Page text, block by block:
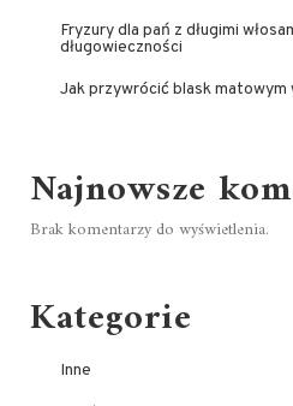
Fryzury dla pań z długimi
długowieczności
Jak przywrócić blask matowym
Najnowsze
Brak komentarzy do wyświetlenia.
Kategorie
Inne